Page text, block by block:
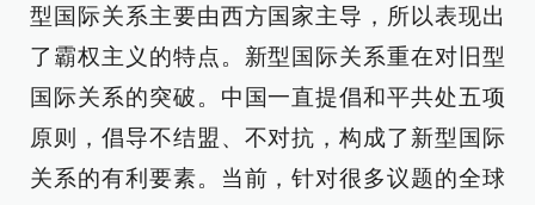
型国际关系主要由西方国家主导，所以表现出
了霸权主义的特点。新型国际关系重在对旧型
国际关系的突破。中国一直提倡和平共处五项
原则，倡导不结盟、不对抗，构成了新型国际
关系的有利要素。当前，针对很多议题的全球